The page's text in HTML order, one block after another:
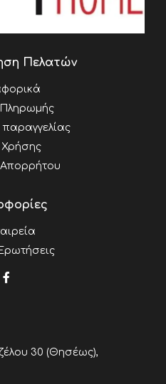
Πελατών
Πληρωμής
Απορρήτου
30 (Θησέως),